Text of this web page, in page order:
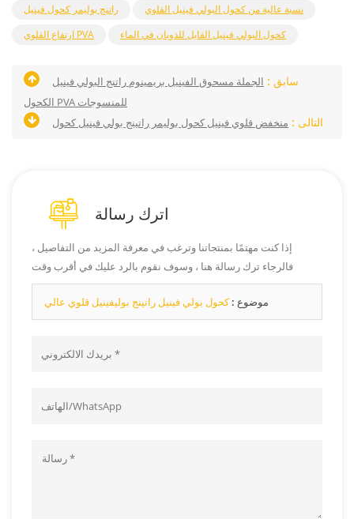
راتنج بوليمر كحول فينيل
نسبة عالية من كحول البولي فينيل القلوي
ارتفاع القلوي PVA
كحول البولي فينيل القابل للذوبان في الماء
سابق : الجملة مسحوق الفينيل بريمينوم راتنج البولي فينيل
الكحول PVA للمنسوجات
التالى : منخفض قلوي فينيل كحول بوليمر راتينج بولي فينيل كحول
اترك رسالة
إذا كنت مهتمًا بمنتجاتنا وترغب في معرفة المزيد من التفاصيل ،
فالرجاء ترك رسالة هنا ، وسوف نقوم بالرد عليك في أقرب وقت
ممكن.
موضوع :كحول بولي فينيل راتينج بوليفينيل قلوي عالي